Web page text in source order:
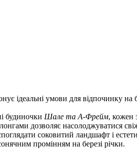
ідеальні умови для відпочинку на
будиночки Шале та А-Фрейм, кожен
дозволяє насолоджуватися
соковитий ландшафт і
промінням на березі річки.